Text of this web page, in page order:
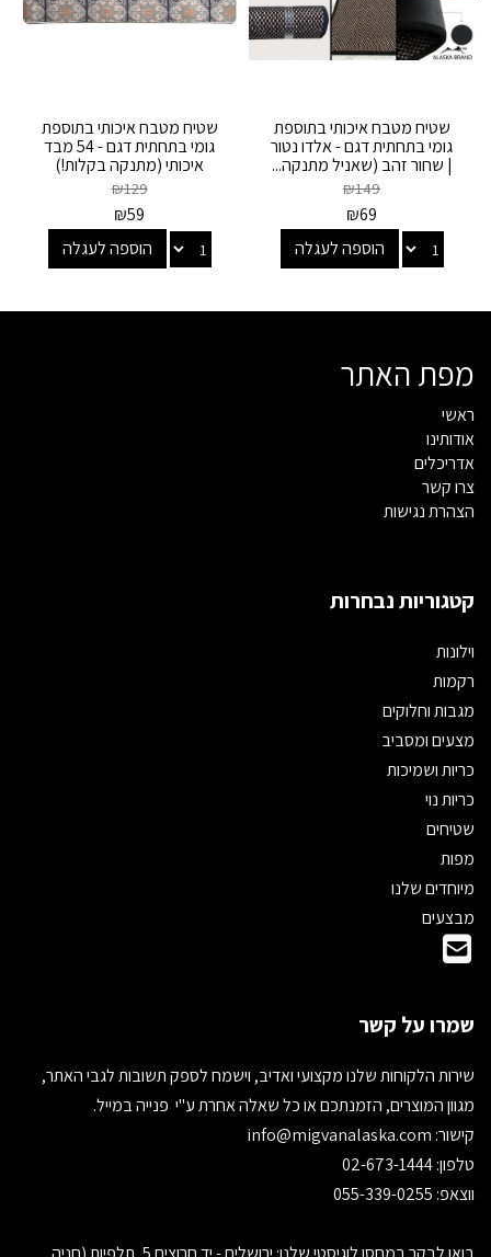
שטיח מטבח איכותי בתוספת
גומי בתחתית דגם - אלדו נטור
| שחור זהב (שאניל מתנקה...
₪149
₪69
הוספה לעגלה
שטיח מטבח איכותי בתוספת
גומי בתחתית דגם - 54 מבד
איכותי (מתנקה בקלות!)
₪129
₪59
הוספה לעגלה
מפת האתר
ראשי
אודותינו
אדריכלים
צרו קשר
הצהרת נגישות
קטגוריות נבחרות
וילונות
רקמות
מגבות וחלוקים
מצעים ומסביב
כריות ושמיכות
כריות נוי
שטיחים
מפות
מיוחדים שלנו
מבצעים
שמרו על קשר
שירות הלקוחות שלנו מקצועי ואדיב, וישמח לספק תשובות לגבי האתר,
מגוון המוצרים, הזמנתכם או כל שאלה אחרת ע"י פנייה במייל.
קישור:
טלפון: 02-673-1444
ווצאפ: 055-339-0255